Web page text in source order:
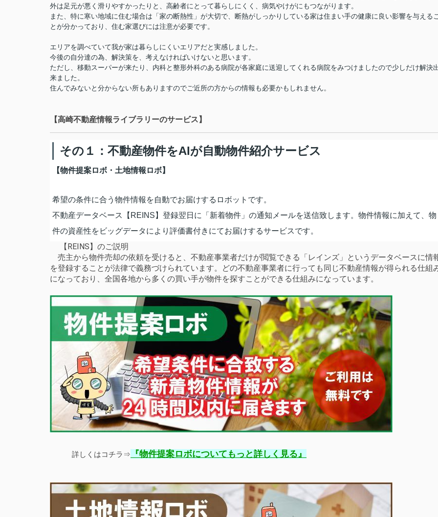
外は足元が悪く滑りやすかったりと、高齢者にとって暮らしにくく、病気やけがにもつながります。
また、特に寒い地域に住む場合は「家の断熱性」が大切で、断熱がしっかりしている家は住まい手の健康に良い影響を与える
とが分かっており、住む家選びには注意が必要です。
エリアを調べていて我が家は暮らしにくいエリアだと実感しました。
今後の自分達の為、解決策を、考えなければいけないと思います。
ただし、移動スーパーが来たり、内科と整形外科のある病院が各家庭に送迎してくれる病院をみつけましたので少しだけ解決
来ました。
住んでみないと分からない所もありますのでご近所の方からの情報も必要かもしれません。
【高崎不動産情報ライブラリーのサービス】
その１：不動産物件をAIが自動物件紹介サービス
【物件提案ロボ・土地情報ロボ】
希望の条件に合う物件情報を自動でお届けするロボットです。
不動産データベース【REINS】登録翌日に「新着物件」の通知メールを送信致します。物件情報に加えて、物
件の資産性をビッグデータにより評価書付きにてお届けするサービスです。
【REINS】のご説明
売主から物件売却の依頼を受けると、不動産事業者だけが閲覧できる「レインズ」というデータベースに情
を登録することが法律で義務づけられています。どの不動産事業者に行っても同じ不動産情報が得られる仕組
になっており、全国各地から多くの買い手が物件を探すことができる仕組みになっています。
詳しくはコチラ⇒ 『物件提案ロボについてもっと詳しく見る 』